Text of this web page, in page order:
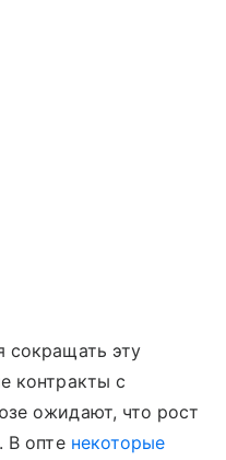
сокращать эту
контракты с
ожидают, что рост
В опте некоторые